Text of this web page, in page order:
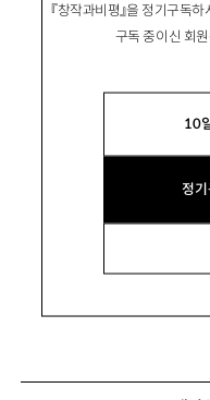
『창작과비평』을 정기구독
구독 중이신 회
10
정